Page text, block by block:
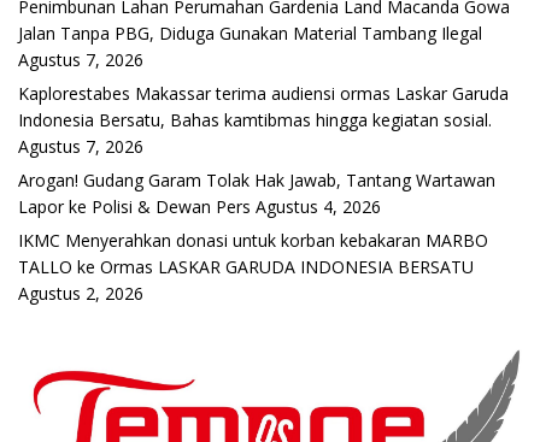
Penimbunan Lahan Perumahan Gardenia Land Macanda Gowa
Jalan Tanpa PBG, Diduga Gunakan Material Tambang Ilegal
Agustus 7, 2026
Kaplorestabes Makassar terima audiensi ormas Laskar Garuda
Indonesia Bersatu, Bahas kamtibmas hingga kegiatan sosial.
Agustus 7, 2026
Arogan! Gudang Garam Tolak Hak Jawab, Tantang Wartawan
Lapor ke Polisi & Dewan Pers Agustus 4, 2026
IKMC Menyerahkan donasi untuk korban kebakaran MARBO
TALLO ke Ormas LASKAR GARUDA INDONESIA BERSATU
Agustus 2, 2026